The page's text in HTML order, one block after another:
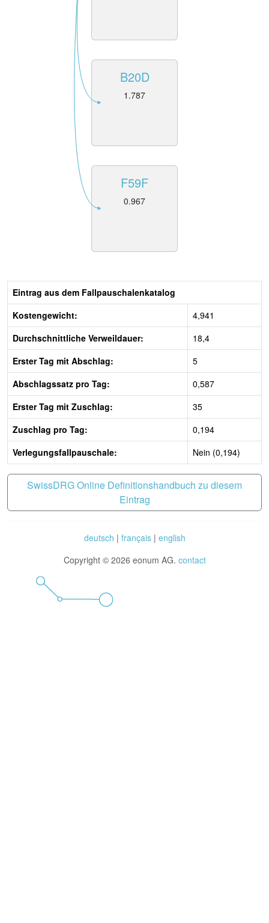
B20D
1.787
F59F
0.967
Eintrag aus dem Fallpauschalenkatalog
Kostengewicht:
4,941
Durchschnittliche Verweildauer:
18,4
Erster Tag mit Abschlag:
5
Abschlagssatz pro Tag:
0,587
Erster Tag mit Zuschlag:
35
Zuschlag pro Tag:
0,194
Verlegungsfallpauschale:
Nein (0,194)
SwissDRG Online Definitionshandbuch zu diesem
Eintrag
deutsch | français| english
Copyright © 2026 eonum AG. contact